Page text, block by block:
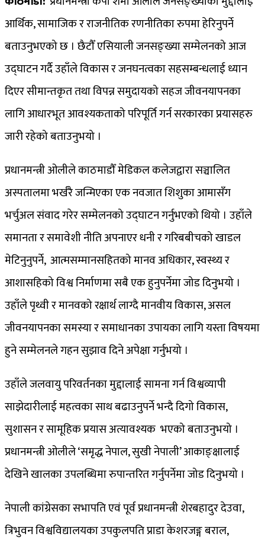
आर्थिक, सामाजिक र राजनीतिक रणनीतिका रुपमा हेरिनुपर्ने
बताउनुभएको छ । छैटौँ एसियाली जनसङ्ख्या सम्मेलनको आज
उद्घाटन गर्दै उहाँले विकास र जनघनत्वका सहसम्बन्धलाई ध्यान
दिएर सीमान्तकृत तथा विपन्न समुदायको सहज जीवनयापनका
लागि आधारभूत आवश्यकताको परिपूर्ति गर्न सरकारका प्रयासहरु
जारी रहेको बताउनुभयो ।
प्रधानमन्त्री ओलीले काठमाडौँ मेडिकल कलेजद्वारा सञ्चालित
अस्पतालमा भर्खरै जन्मिएका एक नवजात शिशुका आमासँग
भर्चुअल संवाद गरेर सम्मेलनको उद्घाटन गर्नुभएको थियो । उहाँले
समानता र समावेशी नीति अपनाएर धनी र गरिबबीचको खाडल
मेटिनुनुपर्ने, आत्मसम्मानसहितको मानव अधिकार, स्वस्थ्य र
आशासहिको विश्व निर्माणमा सबै एक हुनुपर्नेमा जोड दिनुभयो ।
उहाँले पृथ्वी र मानवको रक्षार्थ लाग्दै मानवीय विकास, असल
जीवनयापनका समस्या र समाधानका उपायका लागि यस्ता विषयमा
हुने सम्मेलनले गहन सुझाव दिने अपेक्षा गर्नुभयो ।
उहाँले जलवायु परिवर्तनका मुद्दालाई सामना गर्न विश्वव्यापी
साझेदारीलाई महत्वका साथ बढाउनुपर्ने भन्दै दिगो विकास,
सुशासन र सामूहिक प्रयास अत्यावश्यक भएको बताउनुभयो ।
प्रधानमन्त्री ओलीले ‘समृद्ध नेपाल, सुखी नेपाली’ आकाङ्क्षालाई
देखिने खालका उपलब्धिमा रुपान्तरित गर्नुपर्नेमा जोड दिनुभयो ।
नेपाली कांग्रेसका सभापति एवं पूर्व प्रधानमन्त्री शेरबहादुर देउवा,
त्रिभुवन विश्वविद्यालयका उपकुलपति प्राडा केशरजङ्ग बराल,